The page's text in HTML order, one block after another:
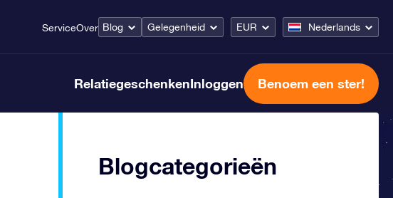
ServiceOver Blog Gelegenheid EUR Nederlands
RelatiegeschenkenInloggen Benoem een ster!
Blogcategorieën